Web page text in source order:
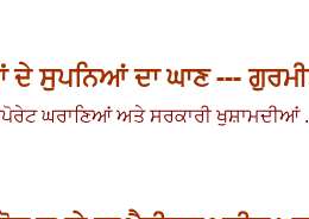
ਦੇ ਸੁਪਨਿਆਂ ਦਾ ਘਾਣ ---
ਘਰਾਣਿਆਂ ਅਤੇ ਸਰਕਾਰੀ ਖੁਸ਼ਾਮਦੀਆਂ